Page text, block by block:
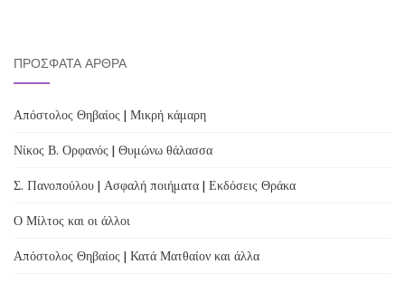
ΠΡΌΣΦΑΤΑ ΆΡΘΡΑ
Απόστολος Θηβαίος | Μικρή κάμαρη
Νίκος Β. Ορφανός | Θυμώνω θάλασσα
Σ. Πανοπούλου | Ασφαλή ποιήματα | Εκδόσεις Θράκα
Ο Μίλτος και οι άλλοι
Απόστολος Θηβαίος | Κατά Ματθαίον και άλλα